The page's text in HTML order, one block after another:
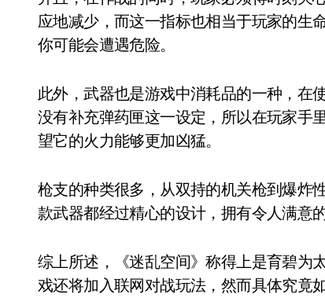
应地减少，而这一指标也相当于玩家的生
你可能会遭遇危险。
此外，武器也是游戏中消耗品的一种，在
没有补充弹药匣这一设定，所以在玩家手
望它的火力能够更加凶猛。
枪支的种类很多，从双持的机关枪到爆炸
款武器都经过精心的设计，拥有令人满意
综上所述，《迷乱空间》称得上是育碧为
戏还将加入联网对战玩法，然而具体究竟